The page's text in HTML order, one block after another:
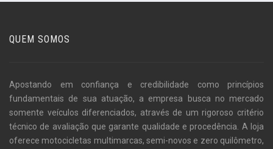
QUEM SOMOS
Apostando em confiança e credibilidade como princípios
fundamentais de sua atuação, a empresa busca no mercado
somente veículos diferenciados, através de um rigoroso critério
técnico de avaliação que garante qualidade e procedência. A loja
oferece motocicletas multimarcas, semi-novos e zero quilômetro,